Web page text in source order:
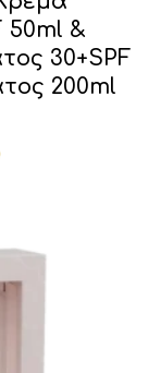
&
30+SPF
200ml